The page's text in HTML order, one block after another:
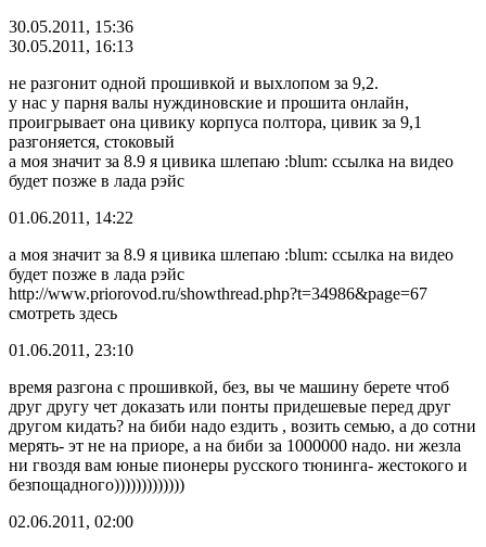
30.05.2011, 15:36
30.05.2011, 16:13
не разгонит одной прошивкой и выхлопом за 9,2.
у нас у парня валы нуждиновские и прошита онлайн,
проигрывает она цивику корпуса полтора, цивик за 9,1
разгоняется, стоковый
а моя значит за 8.9 я цивика шлепаю :blum: ссылка на видео
будет позже в лада рэйс
01.06.2011, 14:22
а моя значит за 8.9 я цивика шлепаю :blum: ссылка на видео
будет позже в лада рэйс
http://www.priorovod.ru/showthread.php?t=34986&page=67
смотреть здесь
01.06.2011, 23:10
время разгона с прошивкой, без, вы че машину берете чтоб
друг другу чет доказать или понты придешевые перед друг
другом кидать? на биби надо ездить , возить семью, а до сотни
мерять- эт не на приоре, а на биби за 1000000 надо. ни жезла
ни гвоздя вам юные пионеры русского тюнинга- жестокого и
безпощадного)))))))))))))
02.06.2011, 02:00